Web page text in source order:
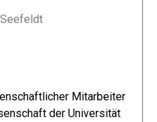
Mitarbeiter
der Universität